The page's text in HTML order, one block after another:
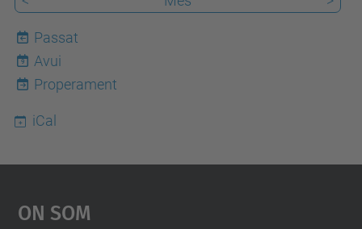
Passat
9
Avui
Properament
iCal
On Som